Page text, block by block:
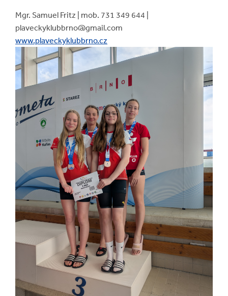
Mgr. Samuel Fritz | mob. 731 349 644 |
plaveckyklubbrno@gmail.com
www.plaveckyklubbrno.cz